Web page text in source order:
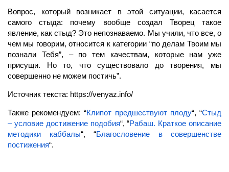
Вопрос, который возникает в этой ситуации, касается
самого стыда: почему вообще создал Творец такое
явление, как стыд? Это непознаваемо. Мы учили, что все, о
чем мы говорим, относится к категории “по делам Твоим мы
познали Тебя”, – по тем качествам, которые нам уже
присущи. Но то, что существовало до творения, мы
совершенно не можем постичь”.
Источник текста: https://venyaz.info/
Также рекомендуем: “Клипот предшествуют плоду“, “Стыд
– условие достижение подобия“, “Рабаш. Краткое описание
методики каббалы“, “Благословение в совершенстве
постижения“.